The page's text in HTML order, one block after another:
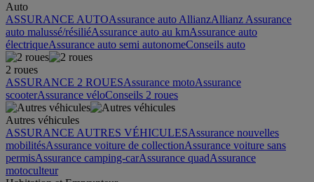
Auto
ASSURANCE AUTOAssurance auto AllianzAllianz Assurance
auto malussé/résiliéAssurance auto au kmAssurance auto
électriqueAssurance auto semi autonomeConseils auto
2 roues
ASSURANCE 2 ROUESAssurance motoAssurance
scooterAssurance véloConseils 2 roues
Autres véhicules
ASSURANCE AUTRES VÉHICULESAssurance nouvelles
mobilitésAssurance voiture de collectionAssurance voiture sans
permisAssurance camping-carAssurance quadAssurance
motoculteur